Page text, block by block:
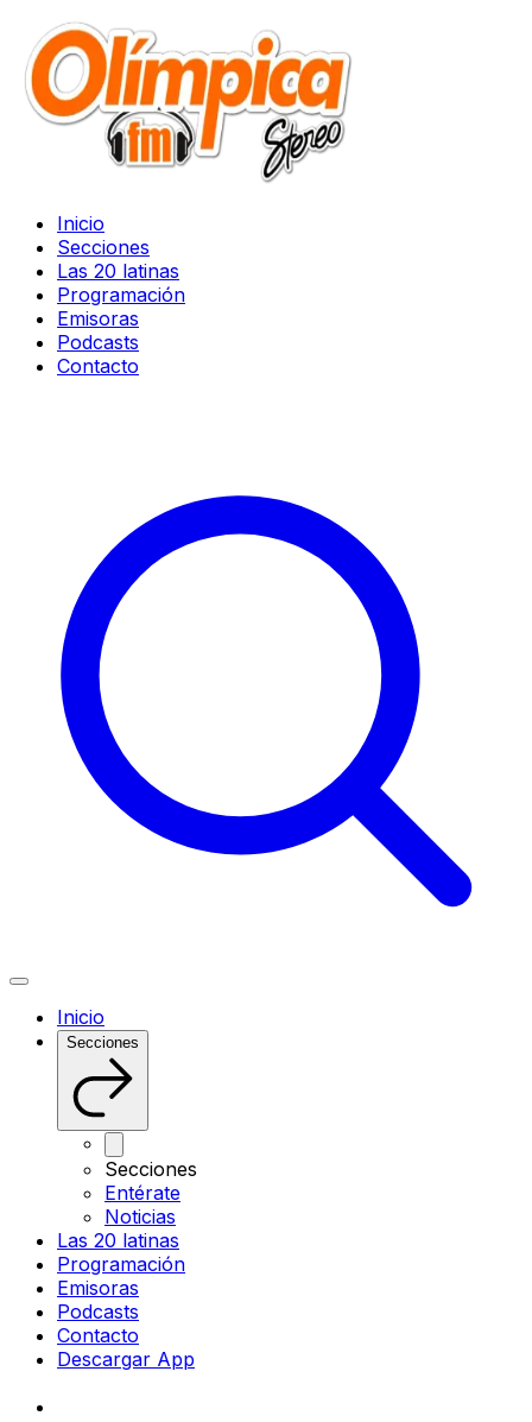
Inicio
Secciones
Las 20 latinas
Programación
Emisoras
Podcasts
Contacto
Inicio
Secciones
Secciones
Entérate
Noticias
Las 20 latinas
Programación
Emisoras
Podcasts
Contacto
Descargar App